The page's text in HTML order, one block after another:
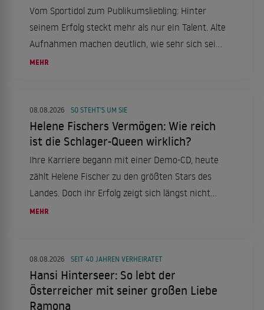
Vom Sportidol zum Publikumsliebling: Hinter
seinem Erfolg steckt mehr als nur ein Talent. Alte
Aufnahmen machen deutlich, wie sehr sich sein
Weg verändert hat.
MEHR
08.08.2026 SO STEHT'S UM SIE
Helene Fischers Vermögen: Wie reich
ist die Schlager-Queen wirklich?
Ihre Karriere begann mit einer Demo-CD, heute
zählt Helene Fischer zu den größten Stars des
Landes. Doch ihr Erfolg zeigt sich längst nicht
nur auf der Bühne.
MEHR
08.08.2026 SEIT 40 JAHREN VERHEIRATET
Hansi Hinterseer: So lebt der
Österreicher mit seiner großen Liebe
Ramona